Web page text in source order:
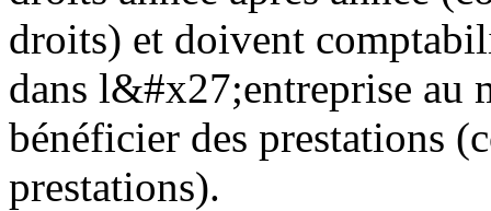
droits) et doivent
dans l&#x27;entreprise au
bénéficier des prestations
prestations).